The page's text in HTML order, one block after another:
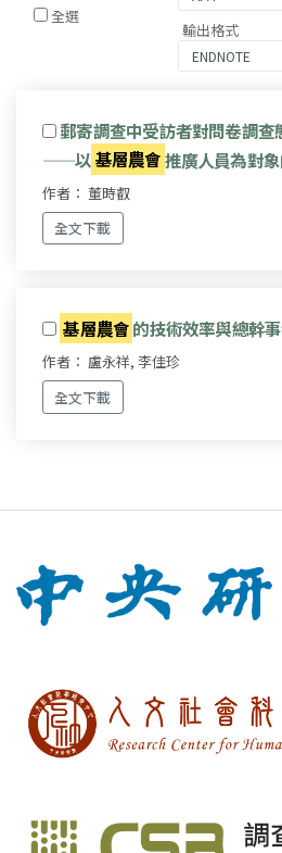
全選
輸出格式
郵寄調查中受訪者對問卷調
——以基層農會推廣人員為對
作者： 董時叡
全文下載
基層農會的技術效率與總幹
作者： 盧永祥, 李佳珍
全文下載